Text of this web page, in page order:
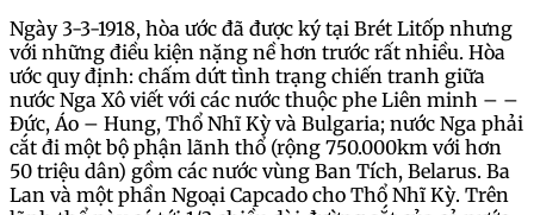
Ngày 3-3-1918, hòa ước đã được ký tại Brét Litốp nhưng
với những điều kiện nặng nề hơn trước rất nhiều. Hòa
ước quy định: chấm dứt tình trạng chiến tranh giữa
nước Nga Xô viết với các nước thuộc phe Liên minh – –
Đức, Áo – Hung, Thổ Nhĩ Kỳ và Bulgaria; nước Nga phải
cắt đi một bộ phận lãnh thổ (rộng 750.000km với hơn
50 triệu dân) gồm các nước vùng Ban Tích, Belarus. Ba
Lan và một phần Ngoại Capcado cho Thổ Nhĩ Kỳ. Trên